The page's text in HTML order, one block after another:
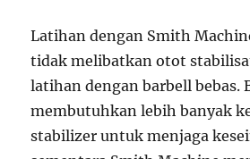
Latihan dengan Smith
tidak melibatkan otot
latihan dengan barbell bebas.
membutuhkan lebih banyak
stabilizer untuk menjaga